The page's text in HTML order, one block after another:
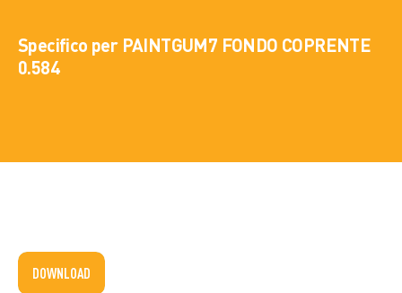
Specifico per PAINTGUM7 FONDO COPRENTE
0.584
DOWNLOAD